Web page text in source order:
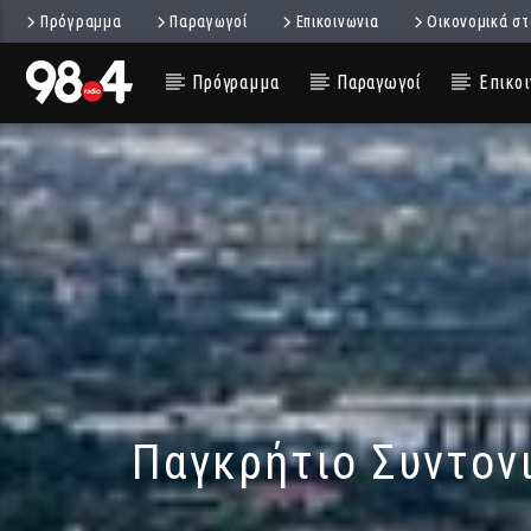
Πρόγραμμα Παραγωγοί Επικοινωνια Οικονομικά
Πρόγραμμα Παραγωγοί
Παγκρήτιο